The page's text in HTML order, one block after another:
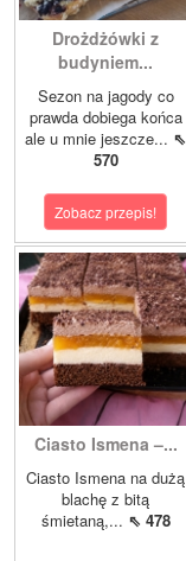
Drożdżówki z
budyniem...
Sezon na jagody co
prawda dobiega końca
ale u mnie jeszcze... ⇖
570
Zobacz przepis!
Ciasto Ismena –...
Ciasto Ismena na dużą
blachę z bitą
śmietaną,... ⇖ 478